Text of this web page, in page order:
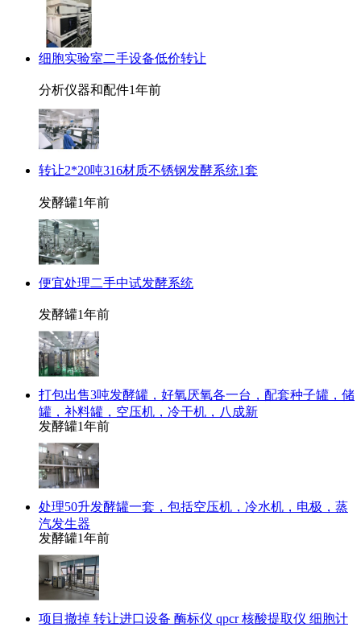
细胞实验室二手设备低价转让
分析仪器和配件1年前
转让2*20吨316材质不锈钢发酵系统1套
发酵罐1年前
便宜处理二手中试发酵系统
发酵罐1年前
打包出售3吨发酵罐，好氧厌氧各一台，配套种子罐，储
罐，补料罐，空压机，冷干机，八成新
发酵罐1年前
处理50升发酵罐一套，包括空压机，冷水机，电极，蒸
汽发生器
发酵罐1年前
项目撤掉 转让进口设备 酶标仪 qpcr 核酸提取仪 细胞计